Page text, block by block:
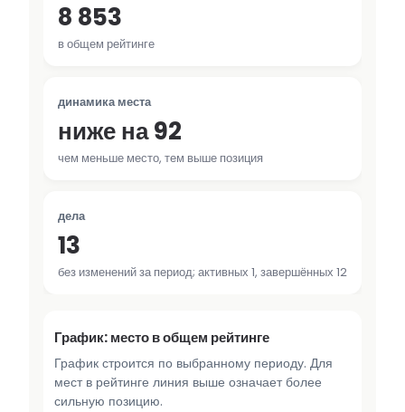
8 853
в общем рейтинге
динамика места
ниже на 92
чем меньше место, тем выше позиция
дела
13
без изменений за период; активных 1, завершённых 12
График: место в общем рейтинге
График строится по выбранному периоду. Для
мест в рейтинге линия выше означает более
сильную позицию.